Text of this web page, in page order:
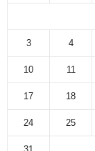
3 4
10 11
17 18
24 25